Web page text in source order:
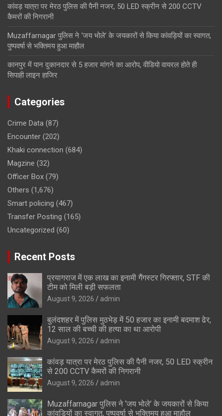
कांवड़ यात्रा पर मेरठ पुलिस की पैनी नजर, 50 LED स्क्रीन से 200 CCTV
कैमरों की निगरानी
Muzaffarnagar पुलिस ने ‘जय भोले’ के जयकारों से किया कांवड़ियों का स्वागत,
पुष्पवर्षा से भक्तिमय हुआ माहौल
कानपुर में पान दुकानदार से 5 हजार मांगने का आरोप, वीडियो वायरल होते ही
सिपाही लाइन हाजिर
Categories
Crime Data (87)
Encounter (202)
Khaki connection (684)
Magzine (32)
Officer Box (79)
Others (1,676)
Smart policing (467)
Transfer Posting (165)
Uncategorized (60)
Recent Posts
प्रयागराज में एक लाख का इनामी गैंगस्टर गिरफ्तार, STF की
टीम को मिली बड़ी सफलता
August 9, 2026 admin
बुलंदशहर में पुलिस मुठभेड़ में 50 हजार का इनामी बदमाश ढेर,
12 साल की बच्ची की हत्या का था आरोपी
August 9, 2026 admin
कांवड़ यात्रा पर मेरठ पुलिस की पैनी नजर, 50 LED स्क्रीन
से 200 CCTV कैमरों की निगरानी
August 9, 2026 admin
Muzaffarnagar पुलिस ने ‘जय भोले’ के जयकारों से किया
कांवड़ियों का स्वागत, पुष्पवर्षा से भक्तिमय हुआ माहौल